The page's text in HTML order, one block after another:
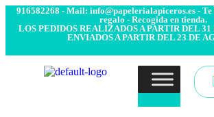
916582268 - Mail: info@papelerialapiceros.es -
regalo - Recogida en tienda.
LOS PEDIDOS REALIZADOS A PARTIR DEL
ENVIADOS A PARTIR DEL 23 DE